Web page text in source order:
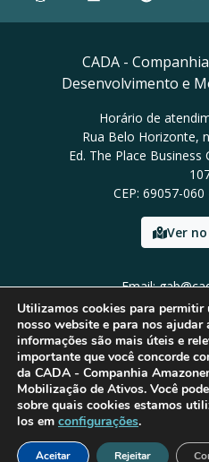
CADA -
Desenvolvimento e
Horário de
Rua Belo Horizonte,
Ed. The Place Business
CEP: 69057-
Ver
Email:
Tel: 92
Utilizamos cookies para permitir
nosso website e para nos ajudar
informações são mais úteis e
importante que você concorde
da CADA - Companhia
Mobilização de Ativos. Você
sobre quais cookies estamos
los em configurações.
Aceitar Rejeitar